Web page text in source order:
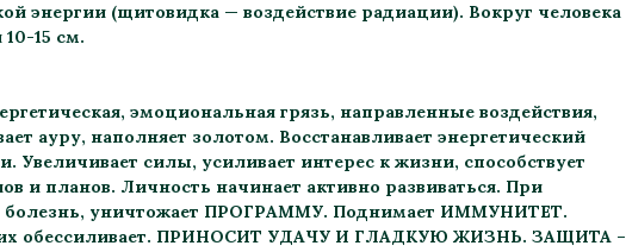
энергии (щитовидка — воздействие радиации). Вокруг человека
15 см.
эмоциональная грязь, направленные воздействия,
ауру, наполняет золотом. Восстанавливает энергетический
силы, усиливает интерес к жизни, способствует
и планов. Личность начинает активно развиваться. При
болезнь, уничтожает ПРОГРАММУ. Поднимает ИММУНИТЕТ.
обессиливает. ПРИНОСИТ УДАЧУ И ГЛАДКУЮ ЖИЗНЬ. ЗАЩИТА –